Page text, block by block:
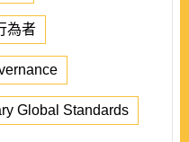
為者
Global Standards